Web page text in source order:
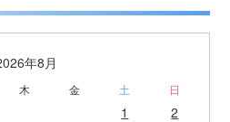
年8月
木 金 土 日
1
2